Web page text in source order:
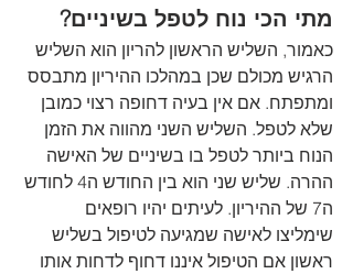
מתי הכי נוח לטפל בשיניים?
כאמור, השליש הראשון להריון הוא השליש
הרגיש מכולם שכן במהלכו ההיריון מתבסס
ומתפתח. אם אין בעיה דחופה רצוי כמובן
שלא לטפל. השליש השני מהווה את הזמן
הנוח ביותר לטפל בו בשיניים של האישה
ההרה. שליש שני הוא בין החודש ה4 לחודש
ה7 של ההיריון. לעיתים יהיו רופאים
שימליצו לאישה שמגיעה לטיפול בשליש
ראשון אם הטיפול איננו דחוף לדחות אותו